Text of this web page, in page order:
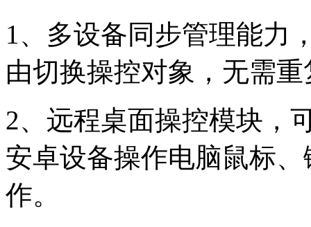
1、多设备同步管理能力
由切换操控对象，无需
2、远程桌面操控模块，
安卓设备操作电脑鼠标
作。